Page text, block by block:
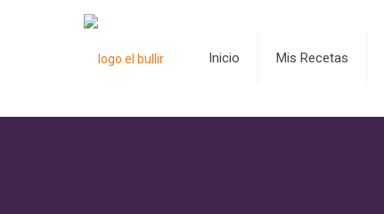
Inicio Mis Recetas